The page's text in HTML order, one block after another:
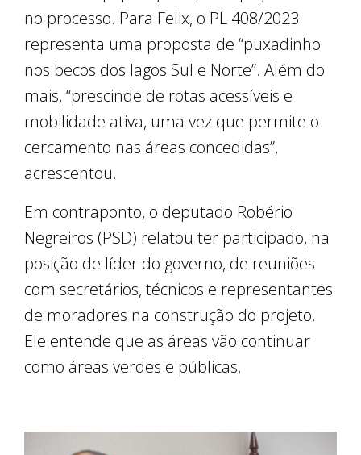
no processo. Para Felix, o PL 408/2023
representa uma proposta de “puxadinho
nos becos dos lagos Sul e Norte”. Além do
mais, “prescinde de rotas acessíveis e
mobilidade ativa, uma vez que permite o
cercamento nas áreas concedidas”,
acrescentou.
Em contraponto, o deputado Robério
Negreiros (PSD) relatou ter participado, na
posição de líder do governo, de reuniões
com secretários, técnicos e representantes
de moradores na construção do projeto.
Ele entende que as áreas vão continuar
como áreas verdes e públicas.